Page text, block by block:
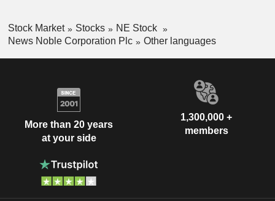
Stock Market Stocks
NE Stock
News Noble Corporation Plc
Other languages
More than 20 years
at your side
1,300,000 +
members